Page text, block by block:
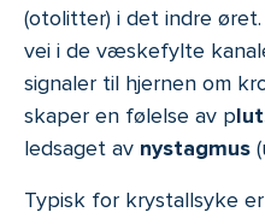
(otolitter) i det indre
vei i de væskefylte
signaler til hjernen om
skaper en følelse av p
ledsaget av nystagmus
Typisk for krystallsyke